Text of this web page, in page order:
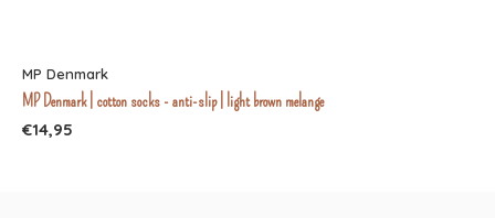
MP Denmark
MP Denmark | cotton socks - anti-slip | light brown melange
€14,95